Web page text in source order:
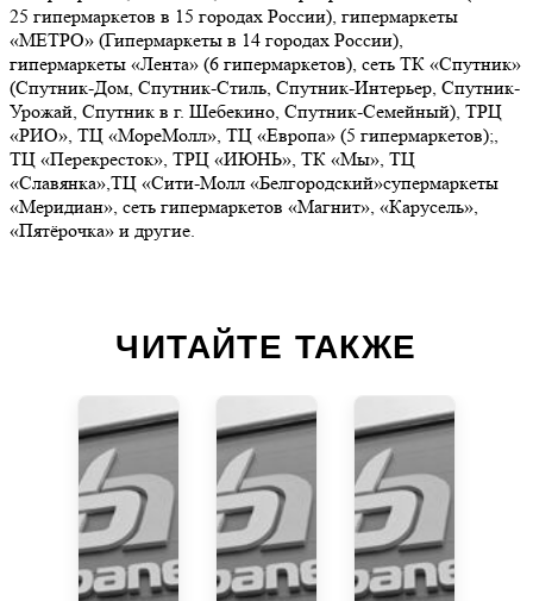
25 гипермаркетов в 15 городах России), гипермаркеты
«МЕТРО» (Гипермаркеты в 14 городах России),
гипермаркеты «Лента» (6 гипермаркетов), сеть ТК «Спутник»
(Спутник-Дом, Спутник-Стиль, Спутник-Интерьер, Спутник-
Урожай, Спутник в г. Шебекино, Спутник-Семейный), ТРЦ
«РИО», ТЦ «МореМолл», ТЦ «Европа» (5 гипермаркетов);,
ТЦ «Перекресток», ТРЦ «ИЮНЬ», ТК «Мы», ТЦ
«Славянка»,ТЦ «Сити-Молл «Белгородский»супермаркеты
«Меридиан», сеть гипермаркетов «Магнит», «Карусель»,
«Пятёрочка» и другие.
ЧИТАЙТЕ ТАКЖЕ